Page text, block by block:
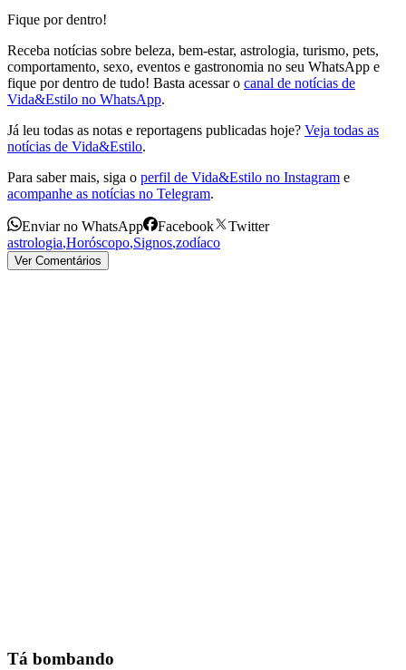
Fique por dentro!
Receba notícias sobre beleza, bem-estar, astrologia, turismo, pets,
comportamento, sexo, eventos e gastronomia no seu WhatsApp e
fique por dentro de tudo! Basta acessar o canal de notícias de
Vida&Estilo no WhatsApp.
Já leu todas as notas e reportagens publicadas hoje? Veja todas as
notícias de Vida&Estilo.
Para saber mais, siga o perfil de Vida&Estilo no Instagram e
acompanhe as notícias no Telegram.
Enviar no WhatsApp Facebook
Twitter
astrologia,Horóscopo,Signos,zodíaco
Ver Comentários
Tá bombando